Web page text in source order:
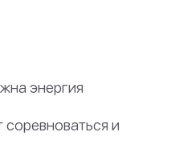
энергия
и